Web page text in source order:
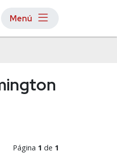
Menú
Página 1 de 1